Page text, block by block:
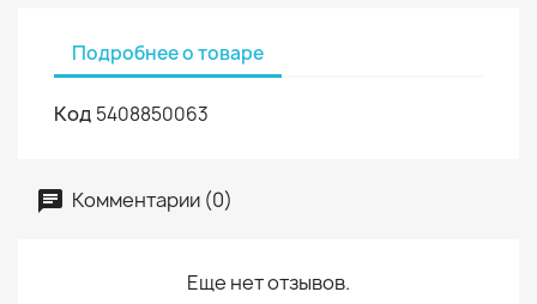
Подробнее о товаре
Код 5408850063
Комментарии (0)
Еще нет отзывов.